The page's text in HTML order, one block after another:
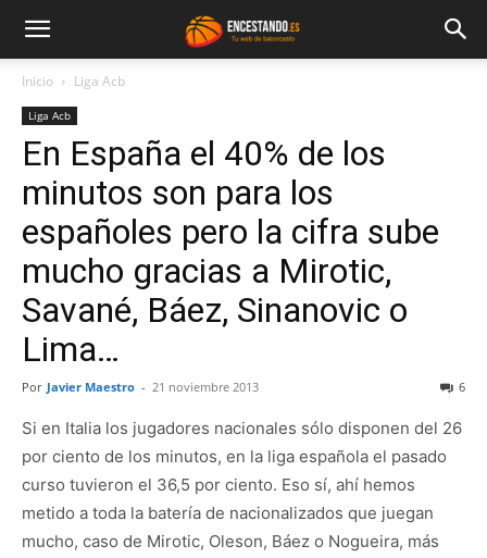
Inicio Liga Acb
Liga Acb
En España el 40% de los
minutos son para los
españoles pero la cifra sube
mucho gracias a Mirotic,
Savané, Báez, Sinanovic o
Lima…
Por Javier Maestro - 21 noviembre 2013 6
Si en Italia los jugadores nacionales sólo disponen del 26
por ciento de los minutos, en la liga española el pasado
curso tuvieron el 36,5 por ciento. Eso sí, ahí hemos
metido a toda la batería de nacionalizados que juegan
mucho, caso de Mirotic, Oleson, Báez o Nogueira, más